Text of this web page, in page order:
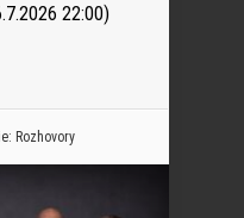
22:00)
Rozhovory